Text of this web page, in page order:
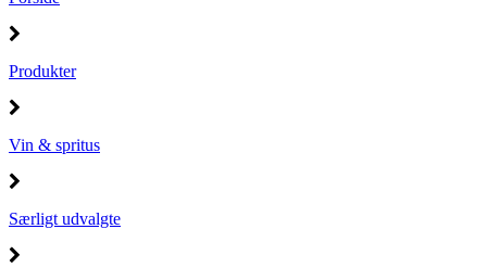
Produkter
Vin & spritus
Særligt udvalgte